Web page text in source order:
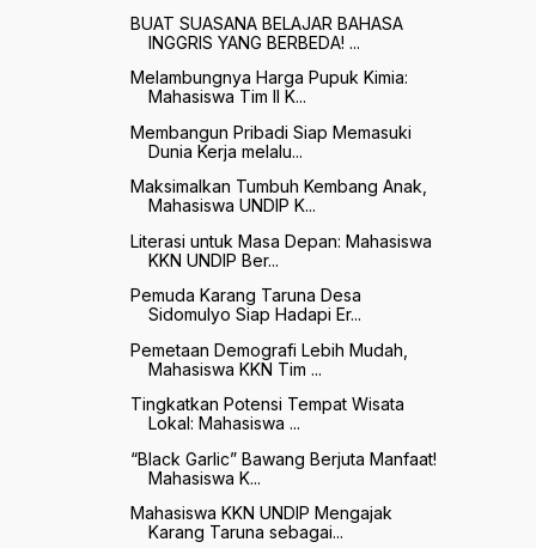
BUAT SUASANA BELAJAR BAHASA
INGGRIS YANG BERBEDA! ...
Melambungnya Harga Pupuk Kimia:
Mahasiswa Tim II K...
Membangun Pribadi Siap Memasuki
Dunia Kerja melalu...
Maksimalkan Tumbuh Kembang Anak,
Mahasiswa UNDIP K...
Literasi untuk Masa Depan: Mahasiswa
KKN UNDIP Ber...
Pemuda Karang Taruna Desa
Sidomulyo Siap Hadapi Er...
Pemetaan Demografi Lebih Mudah,
Mahasiswa KKN Tim ...
Tingkatkan Potensi Tempat Wisata
Lokal: Mahasiswa ...
“Black Garlic” Bawang Berjuta Manfaat!
Mahasiswa K...
Mahasiswa KKN UNDIP Mengajak
Karang Taruna sebagai...